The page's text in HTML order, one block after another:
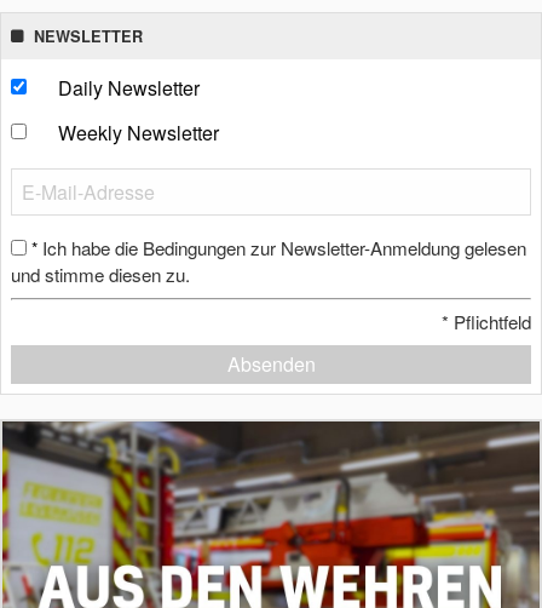
NEWSLETTER
Daily Newsletter
Weekly Newsletter
* Ich habe die Bedingungen zur Newsletter-Anmeldung gelesen
und stimme diesen zu.
* Pflichtfeld
Absenden